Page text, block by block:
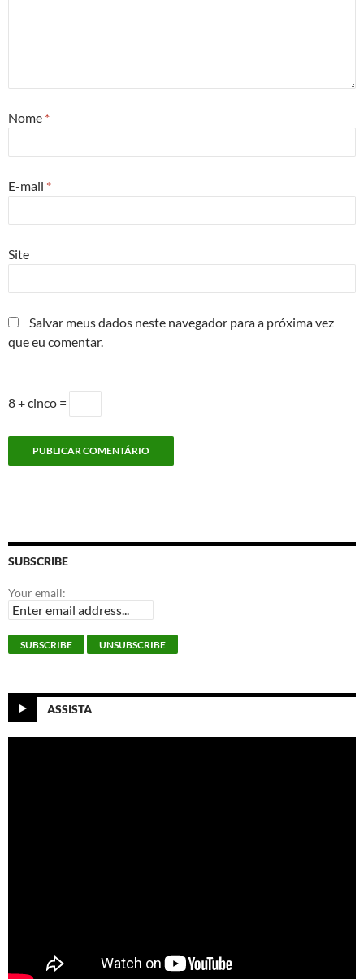
Nome *
E-mail *
Site
Salvar meus dados neste navegador para a próxima vez
que eu comentar.
8 + cinco =
SUBSCRIBE
Your email:
ASSISTA